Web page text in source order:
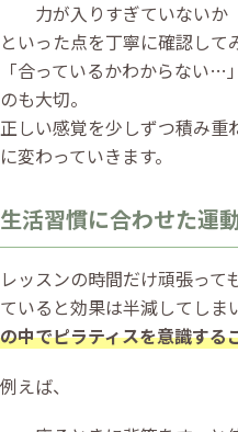
力が入りすぎていないか
といった点を丁寧に確認して
「合っているかわからない…
のも大切。
正しい感覚を少しずつ積み重
に変わっていきます。
生活習慣に合わせた運
レッスンの時間だけ頑張っ
ていると効果は半減してしま
の中でピラティスを意識する
例えば、